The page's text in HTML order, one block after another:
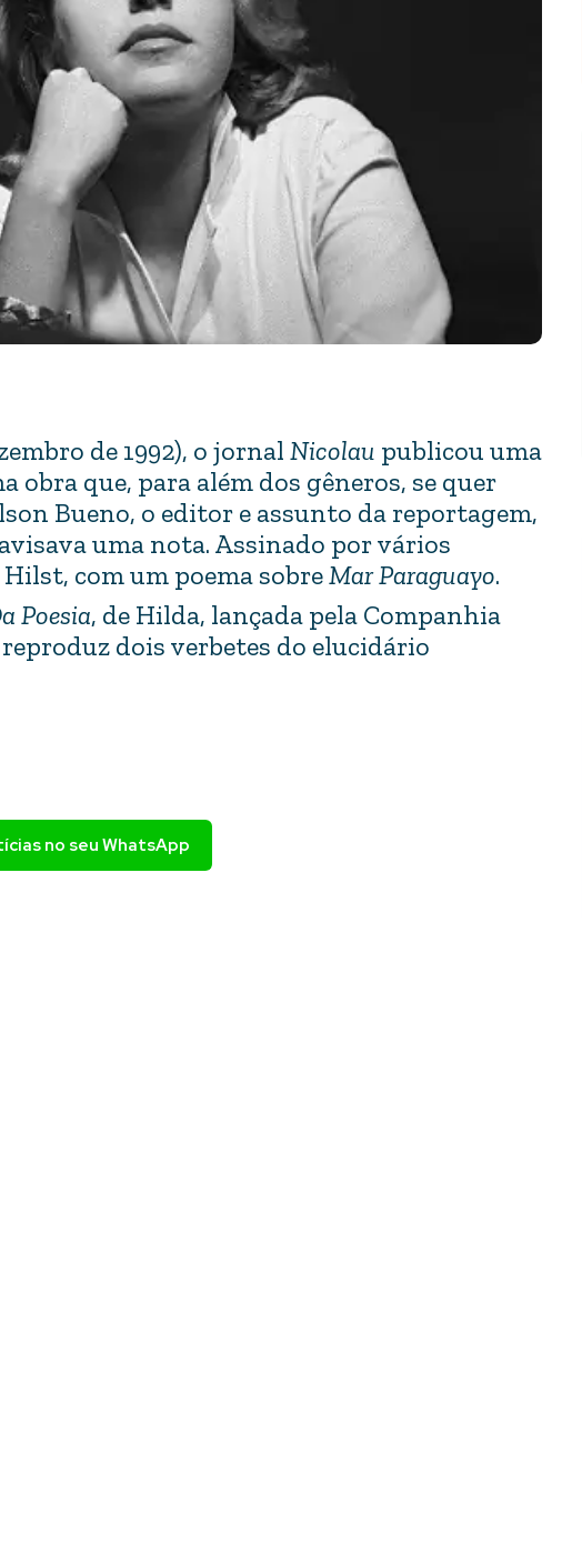
de 1992), o jornal Nicolau publicou uma
que, para além dos gêneros, se quer
Bueno, o editor e assunto da reportagem,
uma nota. Assinado por vários
com um poema sobreMar Paraguayo.
Poesia, de Hilda, lançada pela Companhia
reproduz dois verbetes do elucidário
no seu WhatsApp